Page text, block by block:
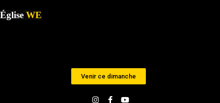
Église WE
Venir ce dimanche